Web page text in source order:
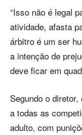
“Isso não é legal
atividade, afasta
árbitro é um ser
a intenção de
deve ficar em
Segundo o
a todas as
adulto, com